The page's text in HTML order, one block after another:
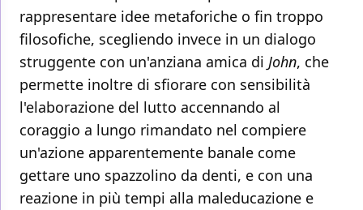
rappresentare idee metaforiche o fin troppo
filosofiche, scegliendo invece in un dialogo
struggente con un'anziana amica di John, che
permette inoltre di sfiorare con sensibilità
l'elaborazione del lutto accennando al
coraggio a lungo rimandato nel compiere
un'azione apparentemente banale come
gettare uno spazzolino da denti, e con una
reazione in più tempi alla maleducazione e